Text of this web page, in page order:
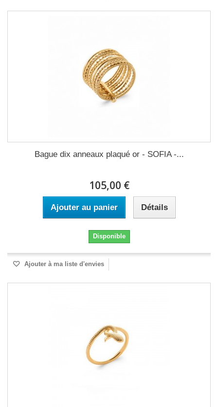
Bague dix anneaux plaqué or - SOFIA -...
105,00 €
Ajouter au panier Détails
Disponible
Ajouter à ma liste d'envies